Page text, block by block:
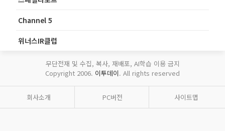
Channel 5
위너스IR클럽
무단전재 및 수집, 복사, 재배포, AI학습 이용 금지
Copyright 2006. 이투데이. All rights reserved
회사소개 PC버전 사이트맵